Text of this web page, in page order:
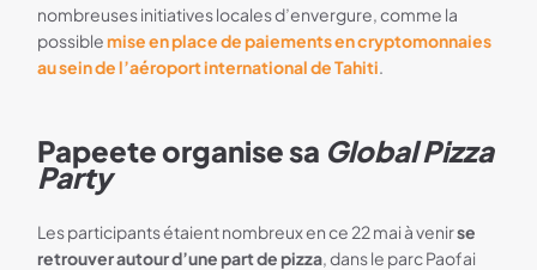
nombreuses initiatives locales d’envergure, comme la
possiblemise en place de paiements en cryptomonnaies
au sein de l’aéroport international de Tahiti.
Papeete organise sa Global Pizza
Party
Les participants étaient nombreux en ce 22 mai à venirse
retrouver autour d’une part de pizza, dans le parc Paofai